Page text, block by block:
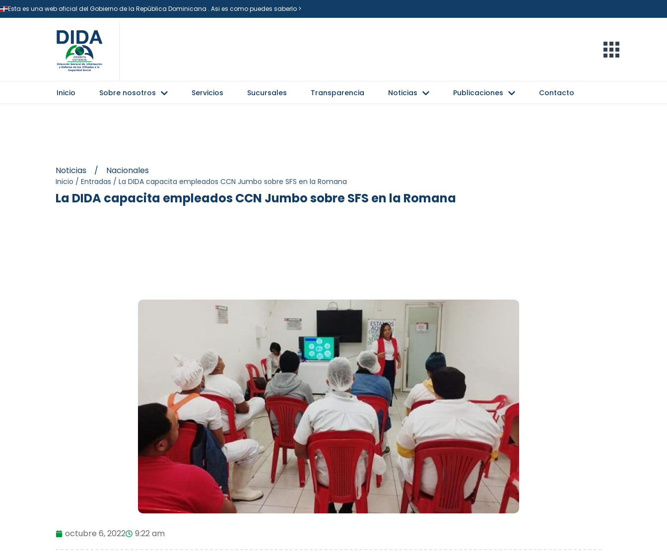
Esta es una web oficial del Gobierno de la República Dominicana . Asi es como puedes saberlo >
Inicio Sobre nosotros Servicios Sucursales Transparencia Noticias Publicaciones Contacto
Noticias / Nacionales
Inicio / Entradas / La DIDA capacita empleados CCN Jumbo sobre SFS en la Romana
La DIDA capacita empleados CCN Jumbo sobre SFS en la Romana
octubre 6, 2022 9:22 am